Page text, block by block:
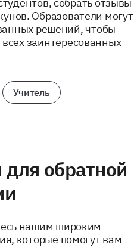
Образователи могут
решений, чтобы
заинтересованных
Учитель
обратной
нашим широким
которые помогут вам